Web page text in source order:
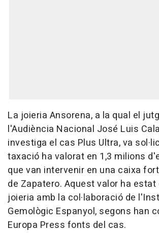
La joieria Ansorena, a la qual el
l'Audiència Nacional José Luis
investiga el cas Plus Ultra, va
taxació ha valorat en 1,3 milions
que van intervenir en una caixa
de Zapatero. Aquest valor ha
joieria amb la col·laboració de
Gemològic Espanyol, segons han
Europa Press fonts del cas.